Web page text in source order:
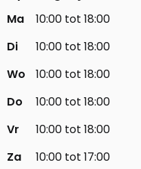
Ma
10:00 tot 18:00
Di
10:00 tot 18:00
Wo
10:00 tot 18:00
Do
10:00 tot 18:00
Vr
10:00 tot 18:00
Za
10:00 tot 17:00